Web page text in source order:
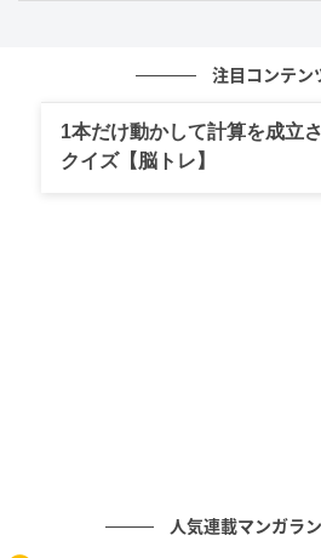
注目コンテン
1本だけ動かして計算を成立
クイズ【脳トレ】
人気連載マンガラ